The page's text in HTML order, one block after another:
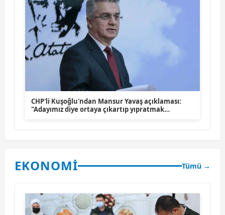
CHP'li Kuşoğlu'ndan Mansur Yavaş açıklaması:
"Adayımız diye ortaya çıkartıp yıpratmak
EKONOMİ Tümü →